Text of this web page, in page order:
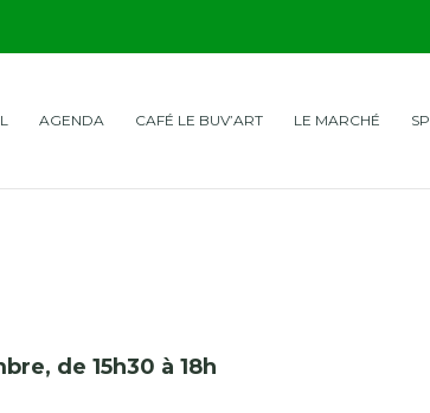
AGENDA CAFÉ LE BUV’ART LE MARCHÉ
de 15h30 à 18h